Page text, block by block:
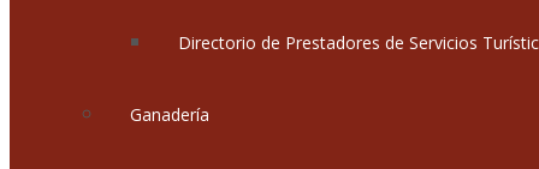
Directorio de Prestadores de Servicios
Ganadería